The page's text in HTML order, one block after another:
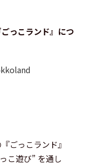
っこランド』につ
ごっこランド』
こ遊び” を通し